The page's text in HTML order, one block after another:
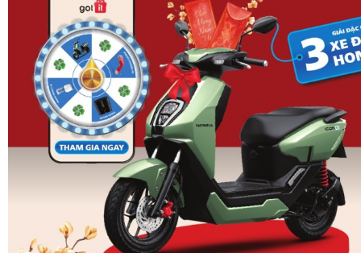
Tivi TCL 4K QLED 75 inch 75P8K sở hữu tấm
phản cao
Điểm khác biệt của sản phẩm so với các đối thủ cùng
dụngtấm nền HVA . Tấm nền này duy trì tỷ lệ tương
lên đến6000:1, cao gấp nhiều lần so với tấm nền IPS
này giúp các mảng màu đen trở nên sâu hơn, các vùng
làm tăng độ sâu trường ảnh và độ chi tiết trong các